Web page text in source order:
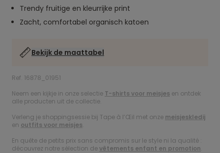
Trendy fruitige en kleurrijke print
Zacht, comfortabel organisch katoen
Bekijk de maattabel
Ref. 16878_01951
Neem een kijkje in onze selectie T-shirts voor meisjes en ontdek
alle producten uit de collectie.
Verleng je shoppingsessie bij Tape à l’Œil met onze meisjeskledij
en outfits voor meisjes.
En quête de petits prix sans compromis sur le style ni la qualité :
découvrez notre sélection devêtements enfant en promotion.